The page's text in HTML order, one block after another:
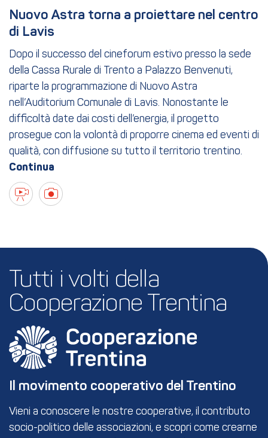
Nuovo Astra torna a proiettare nel centro
di Lavis
Dopo il successo del cineforum estivo presso la sede
della Cassa Rurale di Trento a Palazzo Benvenuti,
riparte la programmazione di Nuovo Astra
nell’Auditorium Comunale di Lavis. Nonostante le
difficoltà date dai costi dell’energia, il progetto
prosegue con la volontà di proporre cinema ed eventi di
qualità, con diffusione su tutto il territorio trentino.
Tutti i volti della
Cooperazione Trentina
Il movimento cooperativo del Trentino
Vieni a conoscere le nostre cooperative, il contributo
socio-politico delle associazioni, e scopri come crearne